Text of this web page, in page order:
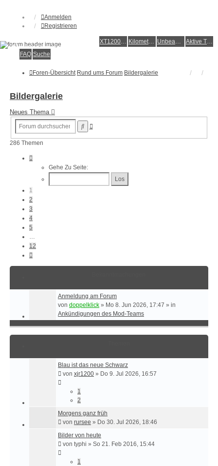
Anmelden
Registrieren
XT1200Z-Wiki Kilometerstatistik Unbeantwortete Themen Aktive Themen
Alles rund um die Yamaha XT1200Z Super Ténéré
FAQ Suche
Foren-Übersicht Rund ums Forum Bildergalerie
Bildergalerie
Neues Thema
SucheErweiterte
286 Themen
Gehe Zu Seite:
1
2
3
4
5
…
12
Anmeldung am Forum
von doppelklick » Mo 8. Jun 2026, 17:47 » in
Ankündigungen des Mod-Teams
Blau ist das neue Schwarz
von xjr1200 » Do 9. Jul 2026, 16:57
1
2
Morgens ganz früh
von rursee » Do 30. Jul 2026, 18:46
Bilder von heute
von typhi » So 21. Feb 2016, 15:44
1